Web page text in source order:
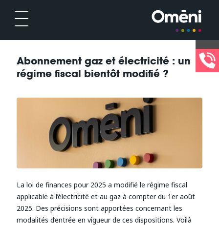
Abonnement gaz et électricité : un
régime fiscal bientôt modifié ?
La loi de finances pour 2025 a modifié le régime fiscal
applicable à l’électricité et au gaz à compter du 1er août
2025. Des précisions sont apportées concernant les
modalités d’entrée en vigueur de ces dispositions. Voilà